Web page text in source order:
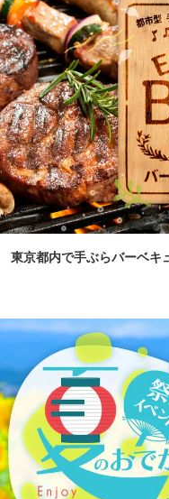
東京都内で手ぶらバーベキ